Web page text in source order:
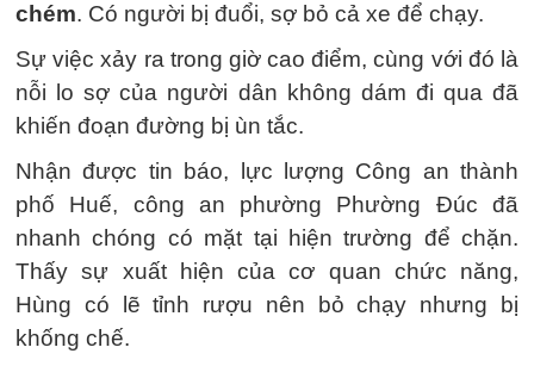
chém. Có người bị đuổi, sợ bỏ cả xe để chạy.
Sự việc xảy ra trong giờ cao điểm, cùng với đó là
nỗi lo sợ của người dân không dám đi qua đã
khiến đoạn đường bị ùn tắc.
Nhận được tin báo, lực lượng Công an thành
phố Huế, công an phường Phường Đúc đã
nhanh chóng có mặt tại hiện trường để chặn.
Thấy sự xuất hiện của cơ quan chức năng,
Hùng có lẽ tỉnh rượu nên bỏ chạy nhưng bị
khống chế.